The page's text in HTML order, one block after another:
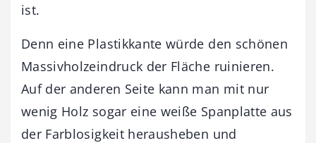
ist.
Denn eine Plastikkante würde den schönen
Massivholzeindruck der Fläche ruinieren.
Auf der anderen Seite kann man mit nur
wenig Holz sogar eine weiße Spanplatte aus
der Farblosigkeit herausheben und